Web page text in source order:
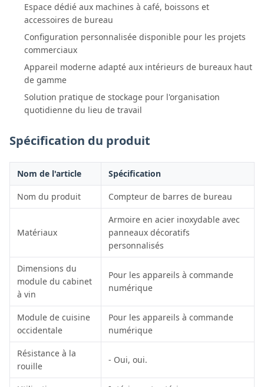
Espace dédié aux machines à café, boissons et
accessoires de bureau
Configuration personnalisée disponible pour les projets
commerciaux
Appareil moderne adapté aux intérieurs de bureaux haut
de gamme
Solution pratique de stockage pour l'organisation
quotidienne du lieu de travail
Spécification du produit
Nom de l'article Spécification
Nom du produit Compteur de barres de bureau
Matériaux
Armoire en acier inoxydable avec
panneaux décoratifs
personnalisés
Dimensions du
module du cabinet
à vin
Pour les appareils à commande
numérique
Module de cuisine
occidentale
Pour les appareils à commande
numérique
Résistance à la
rouille
- Oui, oui.